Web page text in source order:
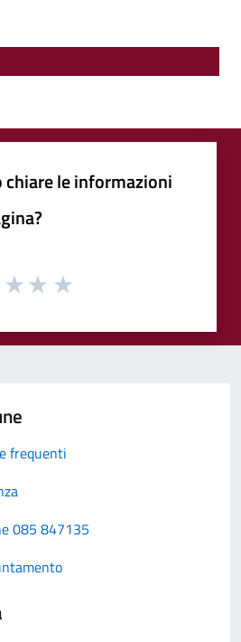
chiare le informazioni
frequenti
085 847135